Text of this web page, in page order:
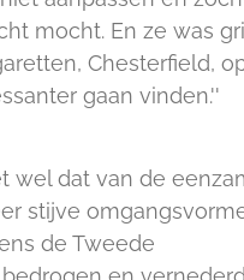
mocht. En ze was
Chesterfield,
gaan vinden.''
wel dat van de
stijve
de Tweede